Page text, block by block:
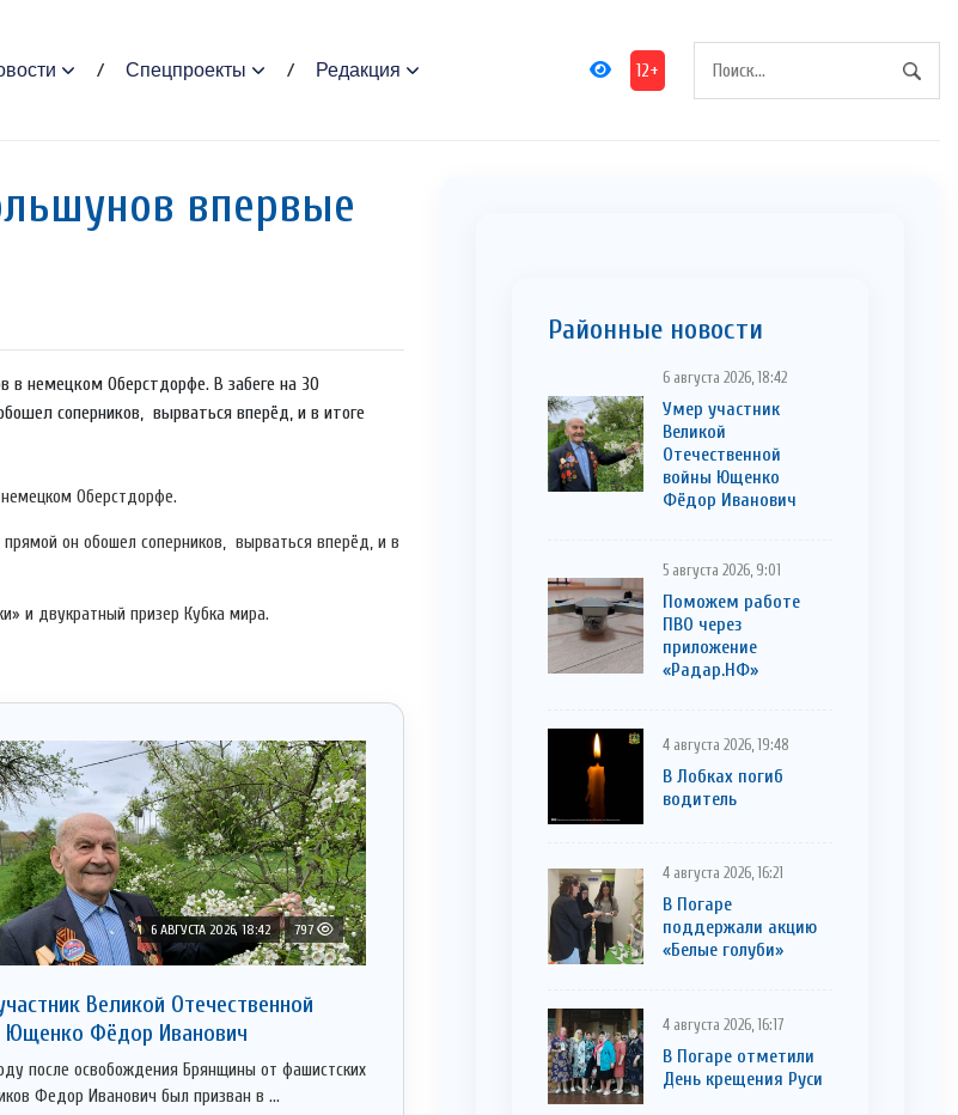
Спецпроекты Редакция 12+
впервые
в немецком Оберстдорфе. В забеге на 30
соперников, вырваться вперёд, и в итоге
Оберстдорфе.
он обошел соперников, вырваться вперёд, и в
и двукратный призер Кубка мира.
6 АВГУСТА 2026, 18:42 797
Великой Отечественной
Ющенко Фёдор Иванович
после освобождения Брянщины от фашистских
Федор Иванович был призван в ...
Районные новости
6 августа 2026, 18:42
Умер участник
Великой
Отечественной
войны Ющенко
Фёдор Иванович
5 августа 2026, 9:01
Поможем работе
ПВО через
приложение
«Радар.НФ»
4 августа 2026, 19:48
В Лобках погиб
водитель
4 августа 2026, 16:21
В Погаре
поддержали акцию
«Белые голуби»
4 августа 2026, 16:17
В Погаре отметили
День крещения Руси